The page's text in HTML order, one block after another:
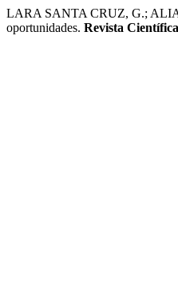
LARA SANTA CRUZ, G.;
oportunidades. Revista